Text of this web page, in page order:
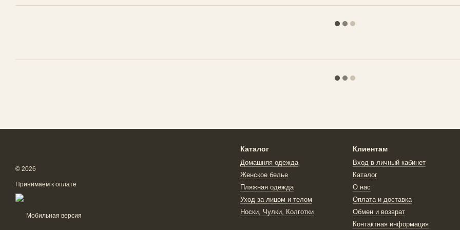
© 2026
Принимаем к оплате
Мобильная версия
Каталог
Домашняя одежда
Женское белье
Пляжная одежда
Уход за лицом и телом
Носки, Чулки, Колготки
Клиентам
Вход в личный кабинет
Каталог
О нас
Оплата и доставка
Обмен и возврат
Контактная информация